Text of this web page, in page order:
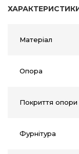
Матеріал
Опора
Покриття опори
Фурнітура